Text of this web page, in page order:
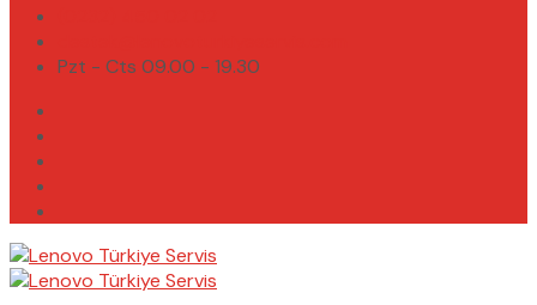
Pzt - Cts 09.00 - 19.30